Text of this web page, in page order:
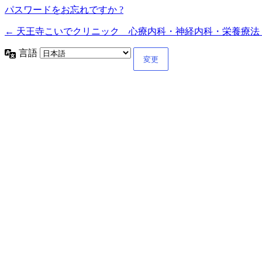
パスワードをお忘れですか ?
← 天王寺こいでクリニック 心療内科・神経内科・栄養療法
言語